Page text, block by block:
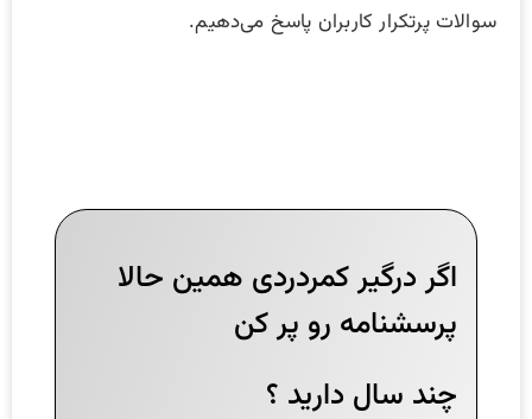
سوالات پرتکرار کاربران پاسخ می‌دهیم.